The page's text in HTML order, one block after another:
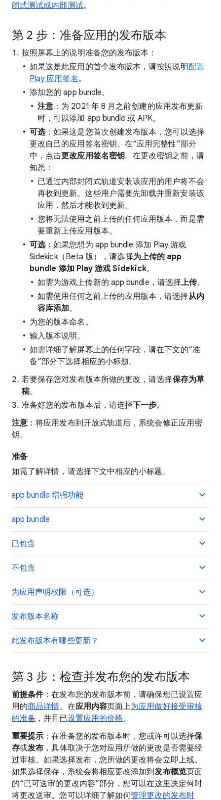
闭式测试或内部测试。
第 2 步：准备应用的发布版本
按照屏幕上的说明准备您的发布版本：
如果这是此应用的首个发布版本，请按照说明配置
Play 应用签名。
添加您的 app bundle。
注意：为 2021 年 8 月之前创建的应用发布更新
时，可以添加 app bundle 或 APK。
可选：如果这是您首次创建发布版本，您可以选择
更改自己的应用签名密钥。在“应用完整性”部分
中，点击更改应用签名密钥。在更改密钥之前，请
知悉：
已通过内部封闭式轨道安装该应用的用户将不会
再收到更新。这些用户需要先卸载并重新安装该
应用，然后才能收到更新。
您将无法使用之前上传的任何应用版本，而是需
要重新上传应用版本。
可选：如果您想为 app bundle 添加 Play 游戏
Sidekick（Beta 版），请选择为上传的 app
bundle 添加 Play 游戏 Sidekick。
如需为游戏上传新的 app bundle，请选择上传。
如需使用任何之前上传的应用版本，请选择从内
容库添加。
为您的版本命名。
输入版本说明。
如需详细了解屏幕上的任何字段，请在下文的“准
备”部分下选择相应的小标题。
若要保存您对发布版本所做的更改，请选择保存为草
稿。
准备好您的发布版本后，请选择下一步。
注意：将应用发布到开放式轨道后，系统会修正应用密
钥。
准备
如需了解详情，请选择下文中相应的小标题。
app bundle 增强功能
app bundle
已包含
不包含
为应用声明权限（可选）
发布版本名称
此发布版本有哪些更新？
第 3 步：检查并发布您的发布版本
前提条件：在发布您的发布版本前，请确保您已设置应
用的商品详情、在应用内容页面上为应用做好接受审核
的准备 ，并且已设置应用的价格。
重要提示 ：在准备您的发布版本时，您或许可以选择保
存或发布 ，具体取决于您对应用所做的更改是否需要经
过审核。如果选择发布，您所做的更改将会立即上线。
如果选择保存，系统会将相应更改添加到发布概览页面
的“已可送审的更改内容”部分，您可以在这里决定何时
将更改送审。您可以详细了解如何管理更改的发布时